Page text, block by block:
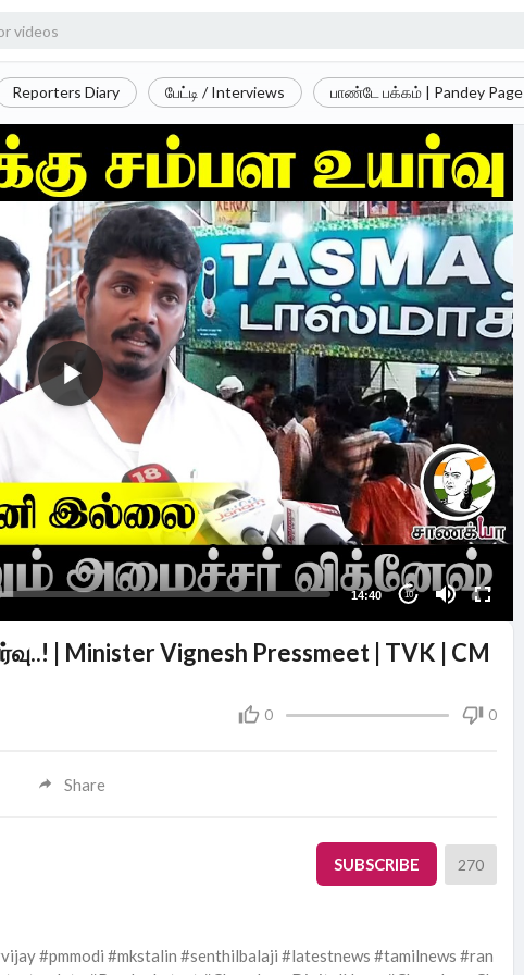
Reporters Diary பேட்டி / Interviews பாண்டே பக்கம் | Pandey Page
14:40 10
| Minister Vignesh Pressmeet | TVK | CM
0 0
Share
SUBSCRIBE 270
#pmmodi #mkstalin #senthilbalaji #latestnews #tamilnews #ran